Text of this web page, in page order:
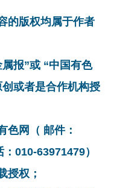
的版权均属于作者
报”或 “中国有色
或者是合作机构授
色网（ 邮件：
010-63971479）
授权；